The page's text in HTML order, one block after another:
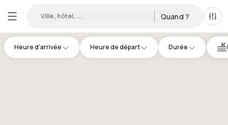
Ville, hôtel, ... Quand ?
Heure d'arrivée Heure de départ Durée